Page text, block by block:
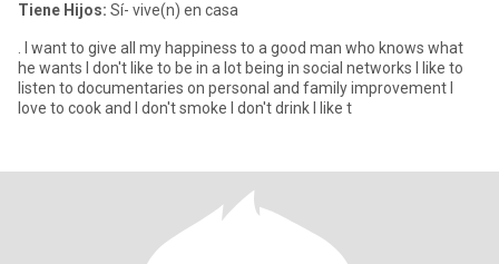
Tiene Hijos: Sí- vive(n) en casa
he wants I don't like to be in a lot being in social networks I like to
listen to documentaries on personal and family improvement I
love to cook and I don't smoke I don't drink I like t